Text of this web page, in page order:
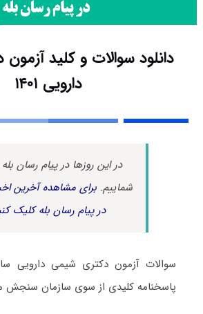
دانلود سوالات و کلید
دارویی ۱۴۰۱
در این روزها در پیام رسان بله
شماییم.برای مشاهده آخرین
در پیام رسان بله کلیک
پاسخنامه کلیدی از سوی سازمان سنجش